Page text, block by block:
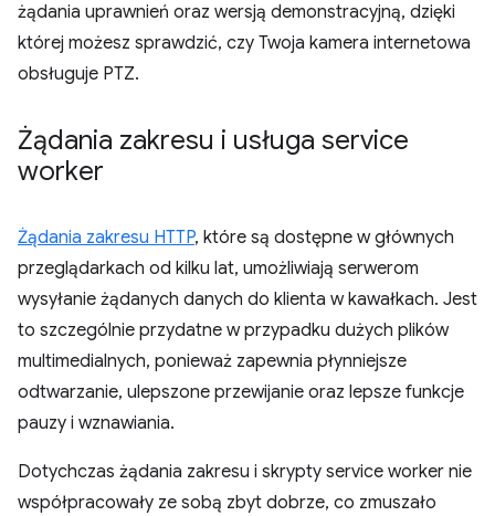
żądania uprawnień oraz wersją demonstracyjną, dzięki
której możesz sprawdzić, czy Twoja kamera internetowa
obsługuje PTZ.
Żądania zakresu i usługa service
worker
Żądania zakresu HTTP, które są dostępne w głównych
przeglądarkach od kilku lat, umożliwiają serwerom
wysyłanie żądanych danych do klienta w kawałkach. Jest
to szczególnie przydatne w przypadku dużych plików
multimedialnych, ponieważ zapewnia płynniejsze
odtwarzanie, ulepszone przewijanie oraz lepsze funkcje
pauzy i wznawiania.
Dotychczas żądania zakresu i skrypty service worker nie
współpracowały ze sobą zbyt dobrze, co zmuszało